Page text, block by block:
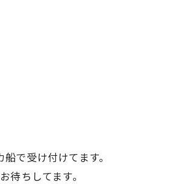
で受け付けてます。
待ちしてます。